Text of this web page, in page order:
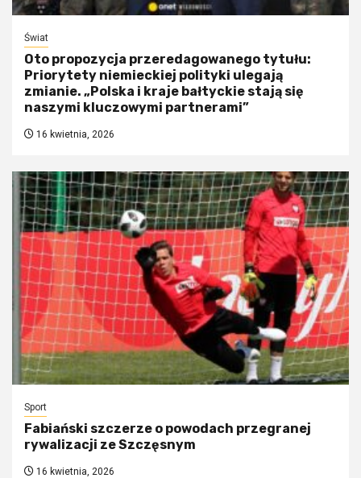
Świat
Oto propozycja przeredagowanego tytułu:
Priorytety niemieckiej polityki ulegają
zmianie. „Polska i kraje bałtyckie stają się
naszymi kluczowymi partnerami”
16 kwietnia, 2026
Sport
Fabiański szczerze o powodach przegranej
rywalizacji ze Szczęsnym
16 kwietnia, 2026